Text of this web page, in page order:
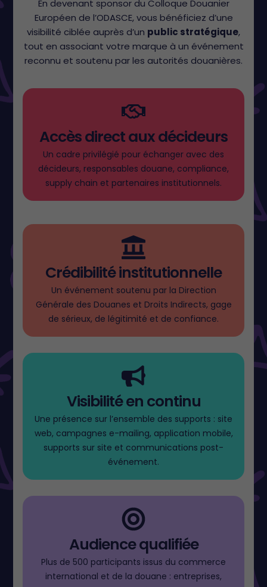
En devenant sponsor du Colloque Douanier
Européen de l’ODASCE, vous bénéficiez d’une
visibilité ciblée auprès d’un public stratégique,
tout en associant votre marque à un événement
reconnu et soutenu par les autorités douanières.
Accès direct aux décideurs
Un cadre privilégié pour échanger avec des
décideurs, responsables douane, compliance,
supply chain et partenaires institutionnels.
Crédibilité institutionnelle
Un événement soutenu par la Direction
Générale des Douanes et Droits Indirects, gage
de sérieux, de légitimité et de confiance.
Visibilité en continu
Une présence sur l’ensemble des supports : site
web, campagnes e-mailing, application mobile,
supports sur site et communications post-
événement.
Audience qualifiée
Plus de 500 participants issus du commerce
international et de la douane : entreprises,